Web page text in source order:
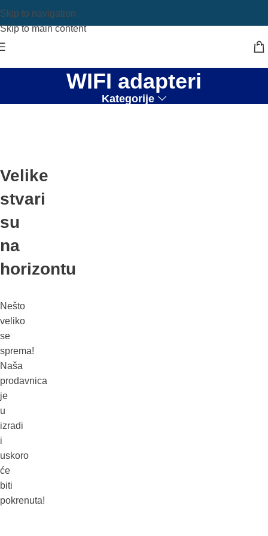
Skip to navigation
Skip to main content
WIFI adapteri
Kategorije
Velike
stvari
su
na
horizontu
Nešto
veliko
se
sprema!
Naša
prodavnica
je
u
izradi
i
uskoro
će
biti
pokrenuta!